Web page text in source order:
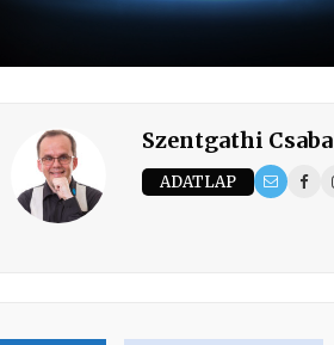
Szentgathi Csaba
ADATLAP